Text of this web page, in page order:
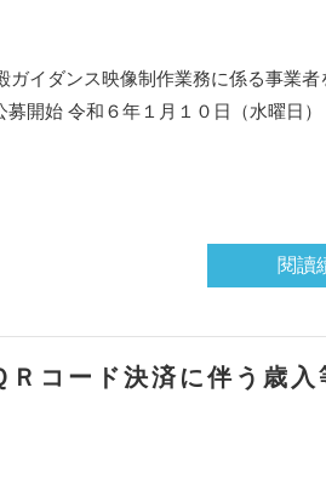
イダンス映像制作業務に係る事業者
開始 令和６年１月１０日（水曜日
閱讀
コード決済に伴う歳入